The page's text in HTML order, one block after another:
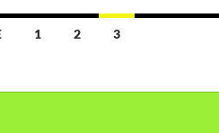
1 2 3